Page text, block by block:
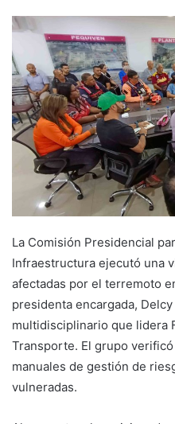
La Comisión Presidencial
Infraestructura ejecutó una
afectadas por el terremoto
presidenta encargada,
multidisciplinario que lidera
Transporte. El grupo
manuales de gestión de
vulneradas.